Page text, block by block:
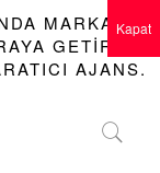
MARKALAR
GETIREN
AJANS.
Kapat